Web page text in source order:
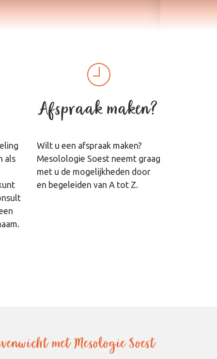
als
Afspraak maken?
Wilt u een afspraak maken?
Mesolologie Soest neemt graag
met u de mogelijkheden door
en begeleiden van A tot Z.
met Mesologie Soest